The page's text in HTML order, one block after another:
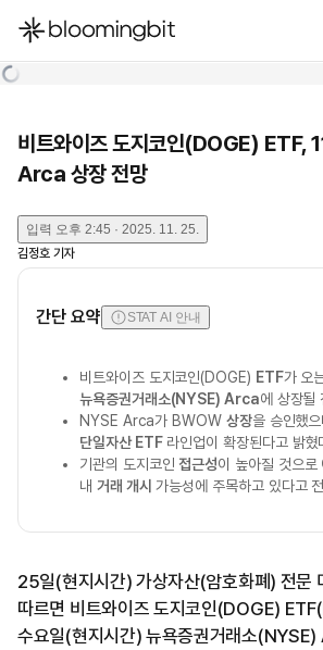
한국어
비트와이즈 도지코인(DOGE) ETF,
Arca 상장 전망
입력 오후 2:45 · 2025. 11. 25.
김정호 기자
간단 요약 STAT AI 안내
비트와이즈 도지코인(DOGE) ETF가 오
뉴욕증권거래소(NYSE) Arca에 상장될
NYSE Arca가 BWOW 상장을 승인했
단일자산 ETF라인업이 확장된다고 밝혔
기관의 도지코인 접근성이 높아질 것으로
내 거래 개시 가능성에 주목하고 있다고
25일(현지시간) 가상자산(암호화폐) 전문
따르면 비트와이즈 도지코인(DOGE)
수요일(현지시간) 뉴욕증권거래소